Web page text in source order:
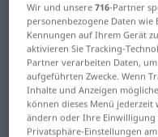
Deutsch-
Übersetzung
"Thema"
Übersetzung
Wir und unsere716-Partner
personenbezogene Daten
Kennungen auf Ihrem Gerät
aktivieren Sie Tracking-
Partner verarbeiten Daten,
aufgeführten Zwecke. Wenn
Inhalte und Anzeigen
können dieses Menü
ändern oder Ihre
Privatsphäre-Einstellungen